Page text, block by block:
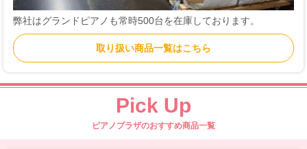
弊社はグランドピアノも常時500台を在庫しております。
取り扱い商品一覧はこちら
Pick Up
ピアノプラザのおすすめ商品一覧